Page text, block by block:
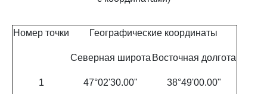
Номер точки Географические координаты
Северная широта Восточная долгота
1 47°02'30.00" 38°49'00.00"